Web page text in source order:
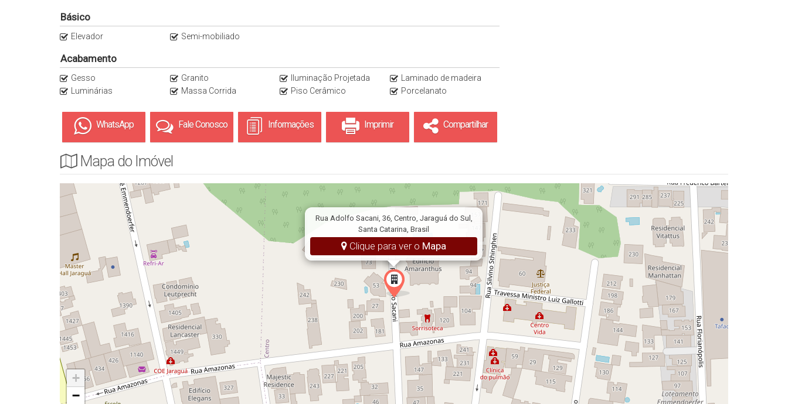
Básico
Elevador Semi-mobiliado
Acabamento
Gesso Granito Iluminação Projetada
Laminado de madeira
Luminárias
Massa Corrida Piso Cerâmico Porcelanato
WhatsApp Fale Conosco Informações Imprimir Compartilhar
Mapa do Imóvel
Rua Adolfo Sacani, 36, Centro, Jaraguá do Sul,
Santa Catarina, Brasil
Clique para ver o Mapa
+
−